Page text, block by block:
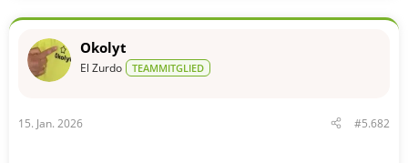
o
e
n
Okolyt
El Zurdo TEAMMITGLIED
15. Jan. 2026 #5.682